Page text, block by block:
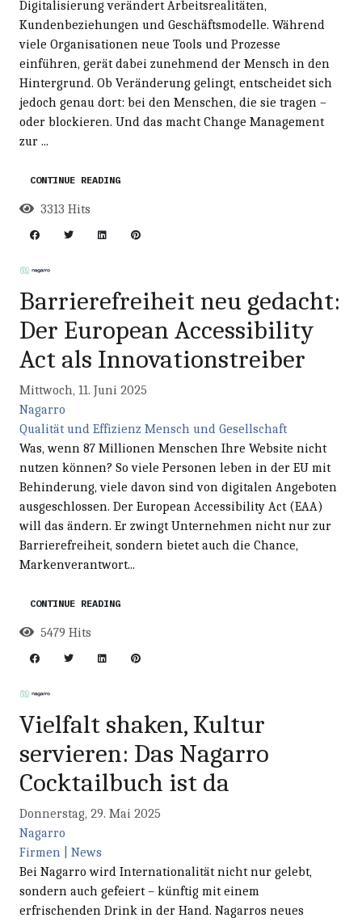
Digitalisierung verändert Arbeitsrealitäten,
Kundenbeziehungen und Geschäftsmodelle. Während
viele Organisationen neue Tools und Prozesse
einführen, gerät dabei zunehmend der Mensch in den
Hintergrund. Ob Veränderung gelingt, entscheidet sich
jedoch genau dort: bei den Menschen, die sie tragen –
oder blockieren. Und das macht Change Management
zur ...
CONTINUE READING
3313 Hits
Barrierefreiheit neu gedacht:
Der European Accessibility
Act als Innovationstreiber
Mittwoch, 11. Juni 2025
Nagarro
Qualität und Effizienz Mensch und Gesellschaft
Was, wenn 87 Millionen Menschen Ihre Website nicht
nutzen können? So viele Personen leben in der EU mit
Behinderung, viele davon sind von digitalen Angeboten
ausgeschlossen. Der European Accessibility Act (EAA)
will das ändern. Er zwingt Unternehmen nicht nur zur
Barrierefreiheit, sondern bietet auch die Chance,
Markenverantwort...
CONTINUE READING
5479 Hits
Vielfalt shaken, Kultur
servieren: Das Nagarro
Cocktailbuch ist da
Donnerstag, 29. Mai 2025
Nagarro
Firmen | News
Bei Nagarro wird Internationalität nicht nur gelebt,
sondern auch gefeiert – künftig mit einem
erfrischenden Drink in der Hand. Nagarros neues